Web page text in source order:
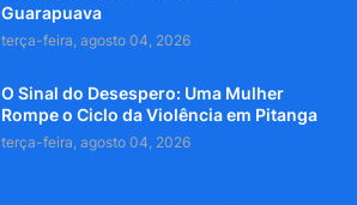
Guarapuava
terça-feira, agosto 04, 2026
O Sinal do Desespero: Uma Mulher
Rompe o Ciclo da Violência em Pitanga
terça-feira, agosto 04, 2026